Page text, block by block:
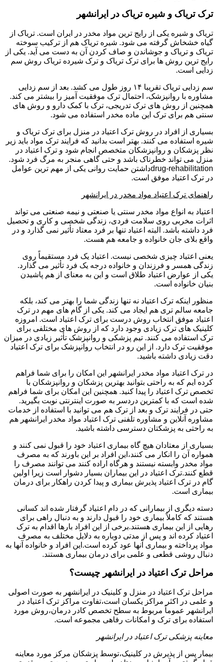
ترک تریاک و شیره تریاک در ایرانشهر
تریاک و شیره یکی از رایج ترین مواد مخدر در ایران است. تریاک از
گیاه خشخاش گرفته می شود. شیره تریاک هم از ترکیب سوخته
تریاک و تریاک و جوشاندن و صاف کردن آن به دست می آید. یکی از
رایج ترین روش ها برای ترک تریاک و ترک شیرده تریاک روش سم
زدایی است.
سم زدایی تریاک تقریبا ۱۴ روز طول می کشد. بعد از سم زدایی
مشاوره با روانپزشک، احتمال ترک موفقیت آمیز را بیشتر می کند.
همچنین از روش های ترک تدریجی، ترک با کمک دارو و روش های
سنتی هم برای ترک این ماده مخدر استفاده می شود.
بسیاری از افراد در روش ترک اعتیاد در منزل برای ترک تریاک و
شیره استفاده می کنند. بهتر است بدانید که فرایند ترک مواد باید زیر
نظر پزشکان و روانپزشکان متخصص انجام شود و ترک اعتیاد در
منزل می تواند خطرناک باشد و حتی گاهی منجر به مرگ فرد شود.
drug-rehabilitationداشتن حمایت روانی یکی از مهم ترین عوامل
در ترک اعتیاد موفق است.
راهنمای ترک اعتیاد مواد مخدر در ایرانشهر
اعتیاد به انواع مواد مخدر سنتی یا صنعتی و نیمه صنعتی می تواند
اثرات مخربی روی سلامت فردی، زندگی شخصی و کاری و تحصیل
فرد داشته باشد. البته اعتیاد تنها بر فرد معتاد تأثیر نمی گذارد و در
واقع بلای جان خانواده و جامعه هم هست.
یعنی اعتیاد چیزی شخصی نیست. اعتیاد یک فرد مستقیماً روی
زندگی همسر و فرزندان و خانواده درجه یک فرد تأثیر می گذارد.
یکی از عوارض اعتیاد طلاق است و این به معنای از هم پاشیدن
بنیان خانواده است.
منظور اینکه ترک اعتیاد نه تنها زندگی شما را بهتر می کند، بلکه
جامعه سالم تری هم ایجاد می کند. یکی از گام های مهم در ترک
اعتیاد موفق انتخاب روش درست برای ترک اعتیاد است. امروزه
کلینیک های ترک زیادی وجود دارد که از روش های مختلفی برای
ترک استفاده می کنند. تیم پزشکی و روانپزشک تأثیر زیادی در میزان
موفقیت ترک دارد. از این رو در انتخاب روانپزشک برای ترک اعتیاد
دقت زیادی داشته باشید.
در ترک اعتیاد مواد مخدر ایرانشهر این امکان را برای شما فراهم
کرده ایم که به راحتی بتوانید بهترین پزشکان و روانپزشکان با
تخصص ترک اعتیاد را پیدا کنید. همچنین این امکان برای شما فراهم
شده است که با کمترین دردسر به صورت اینترنتی نوبت بگیرید.
حتی در فرایند ترک و بعد از ترک هم می توانید با استفاده از خدمات
مشاوره آنلاین و مشاوره تلفنی ترک اعتیاد مواد مخدر ایرانشهر هم
به راحتی به پزشکتان دسترسی داشته باشید.
بسیاری از معتادان هیچ گاه بیماری اعتیاد خود را قبول نمی کنند و
همواره آن را انکار می کنند،این افراد بر این باورند که به مصرف
مواد مخدر وابسته نیستند و هرگاه اراده کنند می توانند مصرف را
قطع کنند.ترک اعتیاد در این بیماران بسیار دشوار است زیرا اولین
گام در ترک اعتیاد پذیرش بیماری و پیدا کردن راهکار برای درمان
بیماری است.
دسته دیگری از بیمارانی که در دام اعتیاد گرفتار شده اند کسانی
هستند که کاملاً بیماری خود را قبول دارند و به دنبال راهی برای
رهایی از این بیماری هستند.برخی از این افراد بارها اقدام به ترک
اعتیاد کرده اند و پس از مدتی دوباره به دلایل مختلف به مصرف
مواد پرداخته و بیماری آنها عود کرده است.این افراد و خانواده آنها به
دنبال روشی قطعی و علمی برای درمان بیماری هستند.
مراحل ترک اعتیاد در ایرانشهر چیست؟
مراحل ترک اعتیاد در منزل و کلینیک در ایرانشهر به صورت اصولی
و علمی در اکثر مراکز یکسان است،تفاوت مراکز ترک اعتیاد در
ایرانشهر عموماً مربوط به سطح تخصص کادر درمان،روش مورد
استفاده برای ترک و امکانات رفاهی مجموعه است.
معاینه پزشکی ترک اعتیاد در ایرانشهر
بیمار پس از پذیرش در کلینیک،توسط پزشکان مرکز مورد معاینه